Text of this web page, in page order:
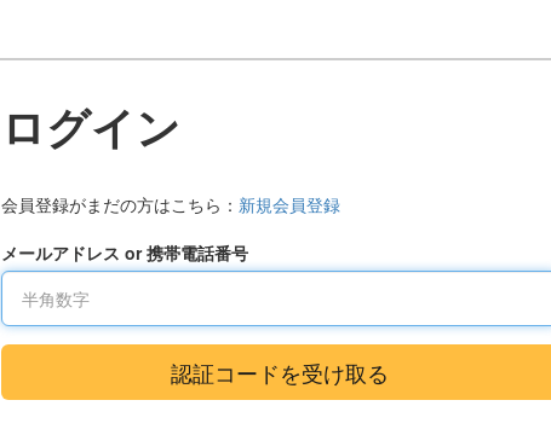
ログイン
会員登録がまだの方はこちら： 新規会員登録
メールアドレス or 携帯電話番号